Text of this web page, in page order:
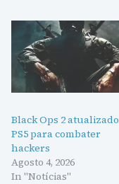
Black Ops 2
PS5 para combater
hackers
Agosto 4, 2026
In "Notícias"